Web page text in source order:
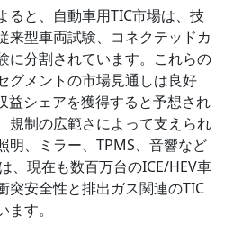
ると、自動車用TIC市場は、技
来型車両試験、コネクテッドカ
に分割されています。これらの
グメントの市場見通しは良好
益シェアを獲得すると予想され
規制の広範さによって支えられ
明、ミラー、TPMS、音響など
、現在も数百万台のICE/HEV車
突安全性と排出ガス関連のTIC
す。